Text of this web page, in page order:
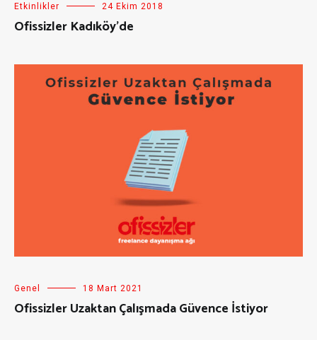
Etkinlikler 24 Ekim 2018
Ofissizler Kadıköy’de
Genel 18 Mart 2021
Ofissizler Uzaktan Çalışmada Güvence İstiyor